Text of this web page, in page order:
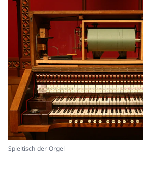
Spieltisch der Orgel